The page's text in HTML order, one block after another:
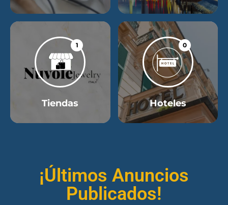
1
Tiendas
0
Hoteles
¡Últimos Anuncios
Publicados!